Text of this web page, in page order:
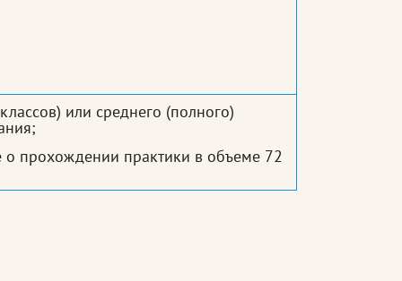
или среднего (полного)
прохождении практики в объеме 72